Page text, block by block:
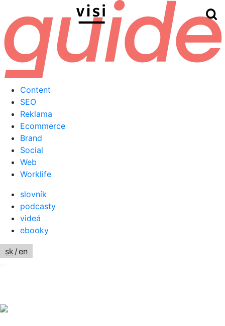
Menu
Content
SEO
Reklama
Ecommerce
Brand
Social
Web
Worklife
slovník
podcasty
videá
ebooky
sk/en